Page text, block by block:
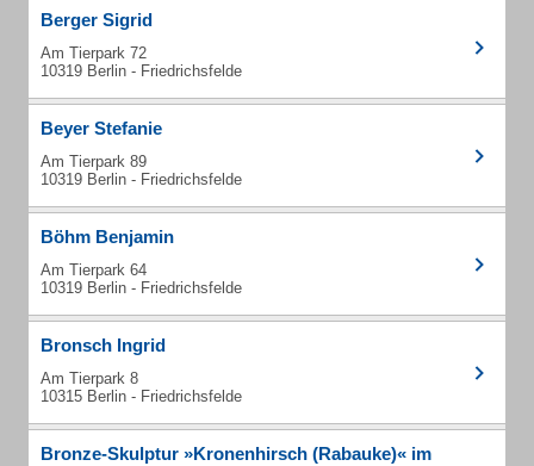
Berger Sigrid
Am Tierpark 72
10319 Berlin - Friedrichsfelde
Beyer Stefanie
Am Tierpark 89
10319 Berlin - Friedrichsfelde
Böhm Benjamin
Am Tierpark 64
10319 Berlin - Friedrichsfelde
Bronsch Ingrid
Am Tierpark 8
10315 Berlin - Friedrichsfelde
Bronze-Skulptur »Kronenhirsch (Rabauke)« im